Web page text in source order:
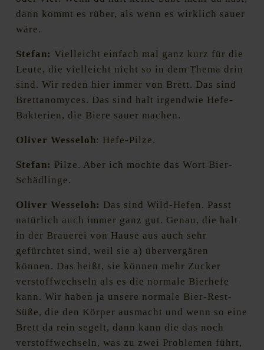
dann kommt es rüber, als wenn es wirklich sauer
wäre.
Stefan: Vielleicht einfach mal ganz kurz für die
Leute, die vielleicht nicht so in dem Thema drin
sind. Wir reden hier immer von Brett. Das sind
Brettanomyces. Das sind halt irgendwie Hefe-
Bakterien, die Biere sauer machen.
Oliver Wesseloh: Hefe-Pilze.
Stefan: Pilze. Aber ich mochte das Wort Bier-
Schädlinge.
Oliver Wesseloh: Das sind Wild-Hefen. Passt
natürlich auch immer ganz gut. Genau, die halt
in der Brauerei von Hause aus auch sehr
gefürchtet sind, weil sie a) übervergären
können. Das heißt, sie können mehr Zucker
verstoffwechseln als es die normale Bierhefe
kann. Wir haben ja unsere normale Bier-Rest-
Süße, die den Körper ausmacht und wenn so eine
Brett da rein segelt, dann kann die das noch
verstoffwechseln, was zu zwei Problemen führt,